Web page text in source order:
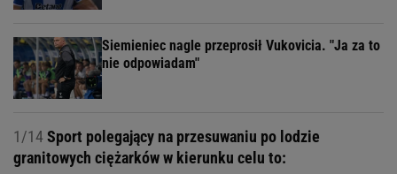
Siemieniec nagle przeprosił Vukovicia. "Ja za to
nie odpowiadam"
1/14Sport polegający na przesuwaniu po lodzie
granitowych ciężarków w kierunku celu to: